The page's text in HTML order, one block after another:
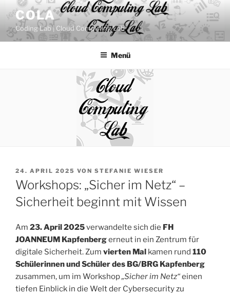
Inhalt
springen
COLA
Coding Lab | Cloud Computing Lab
Menü
VERÖFFENTLICHT
AM
24. APRIL 2025 VON STEFANIE WIESER
Workshops: „Sicher im Netz“ –
Sicherheit beginnt mit Wissen
Am 23. April 2025verwandelte sich die FH
JOANNEUM Kapfenbergerneut in ein Zentrum für
digitale Sicherheit. Zum vierten Mal kamen rund 110
Schülerinnen und Schüler des BG/BRG Kapfenberg
zusammen, um im Workshop„Sicher im Netz“einen
tiefen Einblick in die Welt der Cybersecurity zu